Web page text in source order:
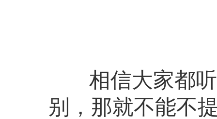
相信大家都听
别，那就不能不